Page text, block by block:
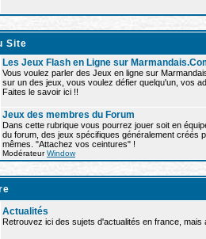
Site
Les Jeux Flash en Ligne sur
Vous voulez parler des Jeux en ligne sur
sur un des jeux, vous voulez défier quelqu'un, vos
Faites le savoir ici !!
Jeux des membres du Forum
Dans cette rubrique vous pourrez jouer soit en
du forum, des jeux spécifiques généralement créés
mêmes. "Attachez vos ceintures" !
ModérateurWindow
Actualités
Retrouvez ici des sujets d'actualités en france, mais